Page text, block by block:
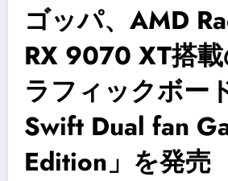
ゴッパ、AMD
RX 9070 XT搭
ラフィックボー
Swift Dual fan
Edition」を発売